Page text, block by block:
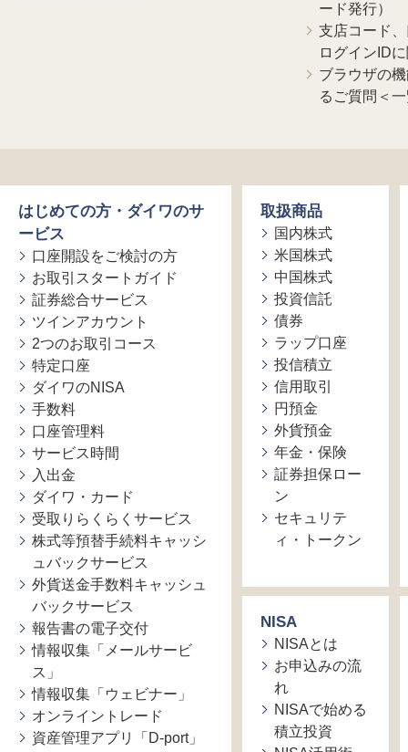
ード発行）
支店コード
ログインID
ブラウザの
るご質問＜
はじめての方・ダイワのサ
ービス
口座開設をご検討の方
お取引スタートガイド
証券総合サービス
ツインアカウント
2つのお取引コース
特定口座
ダイワのNISA
手数料
口座管理料
サービス時間
入出金
ダイワ・カード
受取りらくらくサービス
株式等預替手続料キャッシ
ュバックサービス
外貨送金手数料キャッシュ
バックサービス
報告書の電子交付
情報収集「メールサービ
ス」
情報収集「ウェビナー」
オンライントレード
資産管理アプリ「D-port」
取扱商品
国内株式
米国株式
中国株式
投資信託
債券
ラップ口座
投信積立
信用取引
円預金
外貨預金
年金・保険
証券担保ロー
ン
セキュリテ
ィ・トークン
NISA
NISAとは
お申込みの流
れ
NISAで始める
積立投資